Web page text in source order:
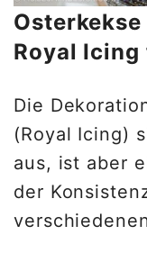
Royal
Die
(Royal Icing)
aus, ist aber
der